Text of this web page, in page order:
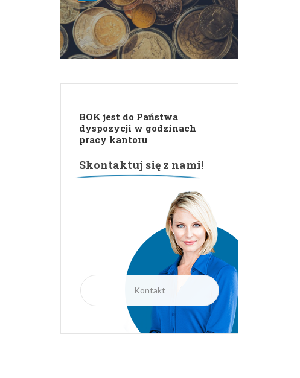
BOK jest do Państwa
dyspozycji w godzinach
pracy kantoru
Skontaktuj się z nami!
Kontakt